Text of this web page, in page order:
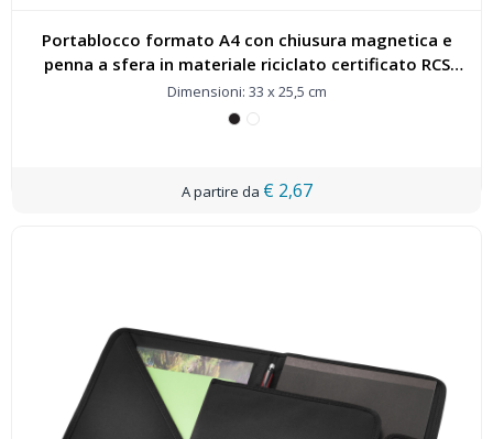
Portablocco formato A4 con chiusura magnetica e
penna a sfera in materiale riciclato certificato RCS
(inchiostro nero) Clast - 107050
Dimensioni: 33 x 25,5 cm
€ 2,67